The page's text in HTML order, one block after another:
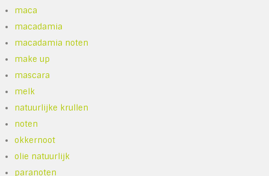
maca
macadamia
macadamia noten
make up
mascara
melk
natuurlijke krullen
noten
okkernoot
olie natuurlijk
paranoten